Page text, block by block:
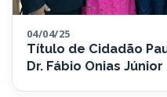
04/04/25
Título de Cidadão
Dr. Fábio Onias Júnior